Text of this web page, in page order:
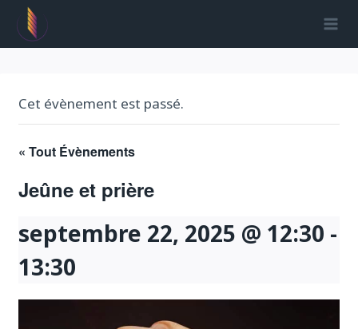
Aller
contenu
Cet évènement est passé.
« Tout Évènements
Jeûne et prière
septembre 22, 2025 @ 12:30 -
13:30